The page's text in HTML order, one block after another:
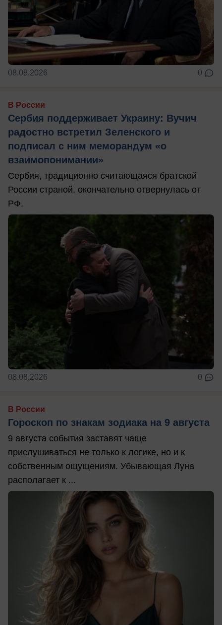
08.08.2026 0
В России
Сербия поддерживает Украину: Вучич
радостно встретил Зеленского и
подписал с ним меморандум «о
взаимопонимании»
Сербия, традиционно считающаяся братской
России страной, окончательно отвернулась от
РФ.
08.08.2026 0
В России
Гороскоп по знакам зодиака на 9 августа
9 августа события заставят чаще
прислушиваться не только к логике, но и к
собственным ощущениям. Убывающая Луна
располагает к ...